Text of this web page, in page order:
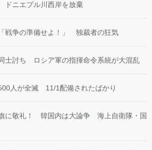
ニエプル川西岸を放棄
戦争の準備せよ！」 独裁者の狂気
士討ち ロシア軍の指揮命令系統が大混乱
人が全滅 11/1配備されたばかり
に敬礼！ 韓国内は大論争 海上自衛隊・国